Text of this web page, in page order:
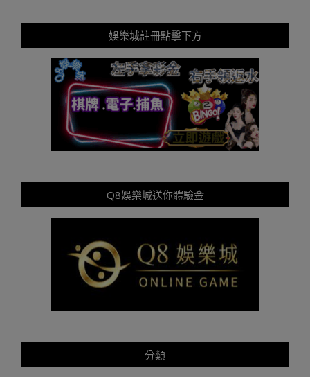
娛樂城註冊點擊下方
Q8娛樂城送你體驗金
分類